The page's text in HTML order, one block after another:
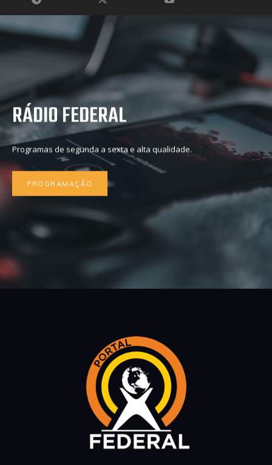
RÁDIO FEDERAL
Programas de segunda a sexta e alta qualidade.
PROGRAMAÇÃO